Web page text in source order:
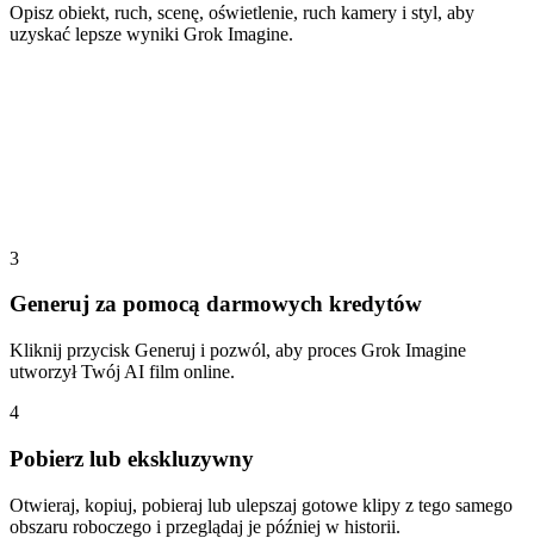
Opisz obiekt, ruch, scenę, oświetlenie, ruch kamery i styl, aby
uzyskać lepsze wyniki Grok Imagine.
3
Generuj za pomocą darmowych kredytów
Kliknij przycisk Generuj i pozwól, aby proces Grok Imagine
utworzył Twój AI film online.
4
Pobierz lub ekskluzywny
Otwieraj, kopiuj, pobieraj lub ulepszaj gotowe klipy z tego samego
obszaru roboczego i przeglądaj je później w historii.